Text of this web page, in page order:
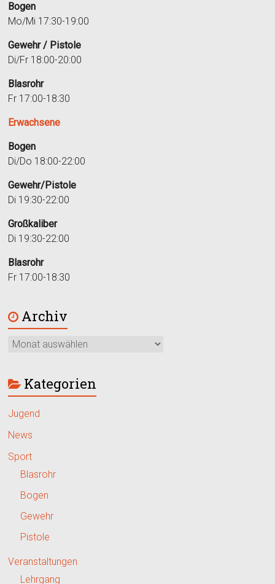
Bogen
Mo/Mi 17:30-19:00
Gewehr / Pistole
Di/Fr 18:00-20:00
Blasrohr
Fr 17:00-18:30
Erwachsene
Bogen
Di/Do 18:00-22:00
Gewehr/Pistole
Di 19:30-22:00
Großkaliber
Di 19:30-22:00
Blasrohr
Fr 17:00-18:30
Archiv
Kategorien
Jugend
News
Sport
Blasrohr
Bogen
Gewehr
Pistole
Veranstaltungen
Lehrgang